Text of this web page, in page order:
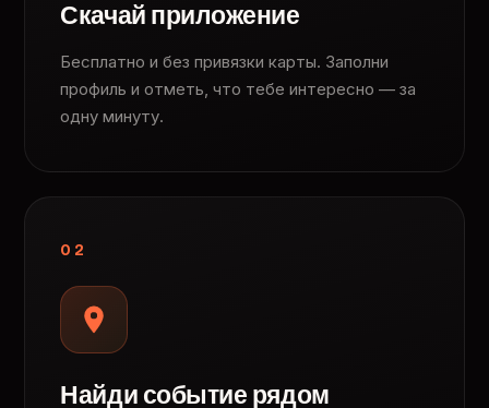
Скачай приложение
Бесплатно и без привязки карты. Заполни
профиль и отметь, что тебе интересно — за
одну минуту.
02
Найди событие рядом